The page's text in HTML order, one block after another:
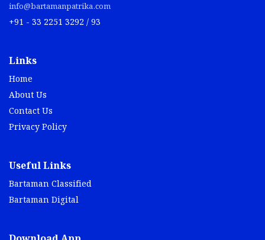
info@bartamanpatrika.com
+91 - 33 2251 3292 / 93
Links
Home
About Us
Contact Us
Privacy Policy
Useful Links
Bartaman Classified
Bartaman Digital